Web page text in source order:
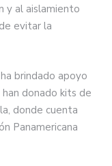
y al aislamiento
evitar la
brindado apoyo
donado kits de
donde cuenta
Panamericana